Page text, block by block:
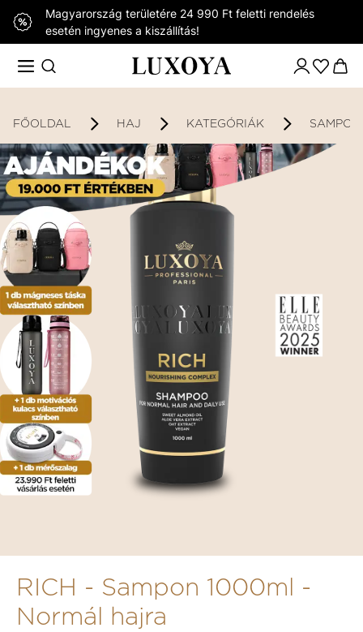
Magyarország területére 24 990 Ft feletti rendelés
esetén ingyenes a kiszállítás!
FŐOLDAL HAJ KATEGÓRIÁK
RICH - Sampon 1000ml -
Normál hajra